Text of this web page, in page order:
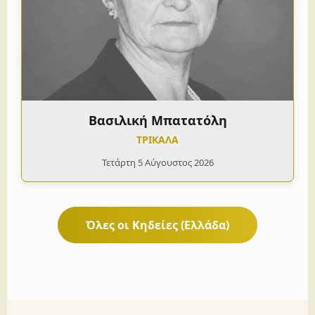
Βασιλική Μπατατόλη
ΤΡΙΚΑΛΑ
Τετάρτη 5 Αύγουστος 2026
Όλες οι Κηδείες (Ελλάδα)